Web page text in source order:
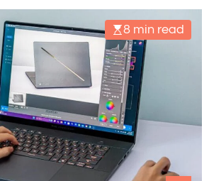
8 min read